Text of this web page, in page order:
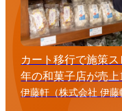
カート移行で施策
年の和菓子店が売
伊藤軒（株式会社 伊藤